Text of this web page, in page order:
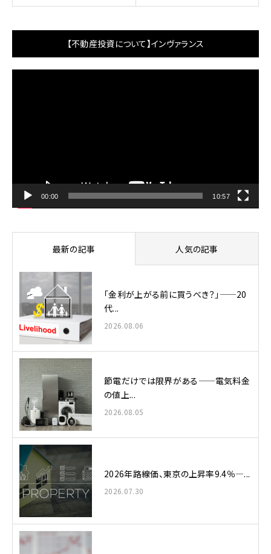
【不動産投資について】インヴァランス
00:00 10:57
最新の記事 人気の記事
「金利が上がる前に買うべき？」——20
代...
2026.08.06
節電だけでは限界がある——電気料金
の値上...
2026.08.05
2026年路線価、東京の上昇率9.4％—...
2026.07.30